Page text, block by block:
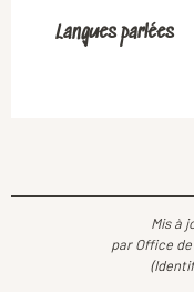
Langues parlées
Langues parlées
Mis à
par Office